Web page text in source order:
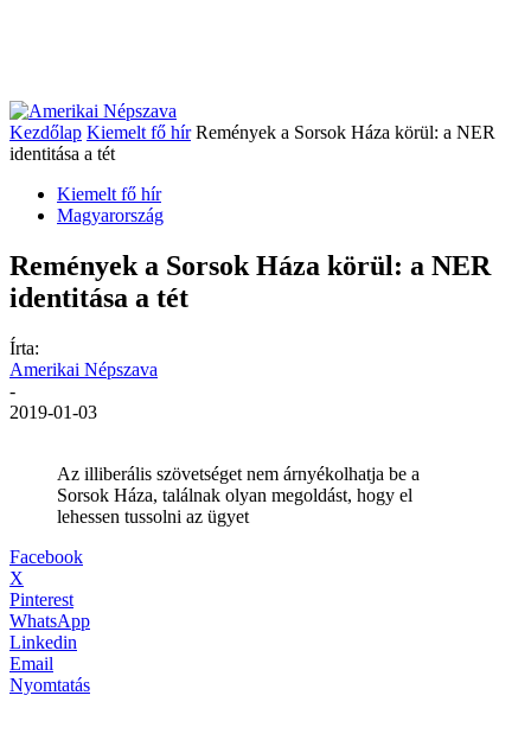
Kezdőlap Kiemelt fő hír Remények a Sorsok Háza körül: a NER
identitása a tét
Kiemelt fő hír
Magyarország
Remények a Sorsok Háza körül: a NER
identitása a tét
Írta:
Amerikai Népszava
-
2019-01-03
Az illiberális szövetséget nem árnyékolhatja be a
Sorsok Háza, találnak olyan megoldást, hogy el
lehessen tussolni az ügyet
Facebook
X
Pinterest
WhatsApp
Linkedin
Email
Nyomtatás